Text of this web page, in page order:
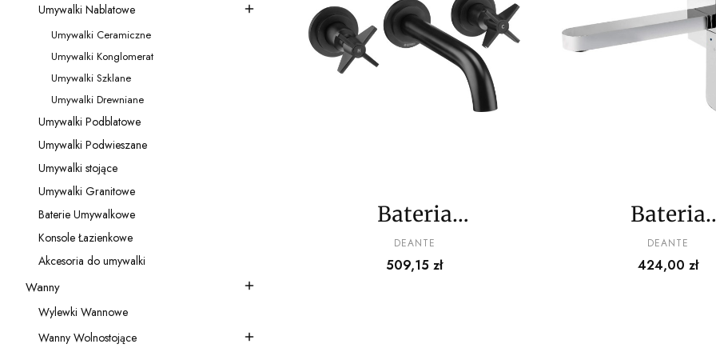
Kategoria - Umywalki Nablatowe
Umywalki Nablatowe
Kategoria - Umywalki Ceramiczne
Umywalki Ceramiczne
Kategoria - Umywalki Konglomerat
Umywalki Konglomerat
Kategoria - Umywalki Szklane
Umywalki Szklane
Kategoria - Umywalki Drewniane
Umywalki Drewniane
Kategoria - Umywalki Podblatowe
Umywalki Podblatowe
Kategoria - Umywalki Podwieszane
Umywalki Podwieszane
Kategoria - Umywalki stojące
Umywalki stojące
Kategoria - Umywalki Granitowe
Umywalki Granitowe
Kategoria - Baterie Umywalkowe
Baterie Umywalkowe
Kategoria - Konsole Łazienkowe
Konsole Łazienkowe
Kategoria - Akcesoria do umywalki
Akcesoria do umywalki
Kategoria - Wanny
Wanny
Kategoria - Wylewki Wannowe
Wylewki Wannowe
Wanny Wolnostojące
Bateria
umywalkowa
podtynkowa
PRODUCENT
DEANTE
Cena
509,15 zł
Bateria
PRODUCENT
DEANTE
Cena
424,00 zł